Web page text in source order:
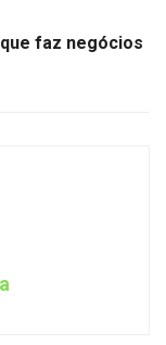
faz negócios